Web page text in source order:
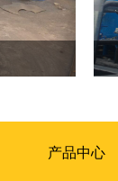
产品中心